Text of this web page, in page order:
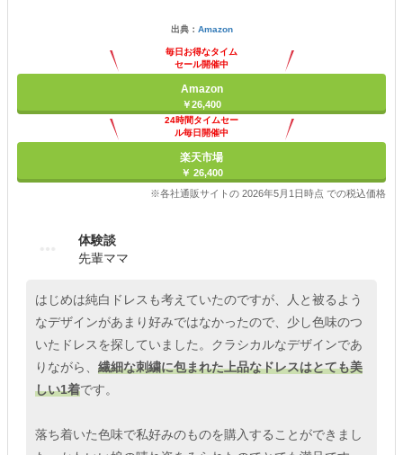
出典： Amazon
毎日お得なタイム
セール開催中
Amazon
￥26,400
24時間タイムセー
ル毎日開催中
楽天市場
￥ 26,400
※各社通販サイトの 2026年5月1日時点 での税込価格
体験談
先輩ママ
はじめは純白ドレスも考えていたのですが、人と被るよう
なデザインがあまり好みではなかったので、少し色味のつ
いたドレスを探していました。クラシカルなデザインであ
りながら、 繊細な刺繍に包まれた上品なドレスはとても美
しい1着です。
落ち着いた色味で私好みのものを購入することができまし